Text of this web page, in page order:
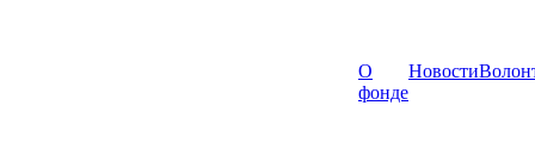
О
фонде
Новости